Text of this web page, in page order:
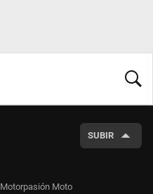
SUBIR
Motorpasión Moto